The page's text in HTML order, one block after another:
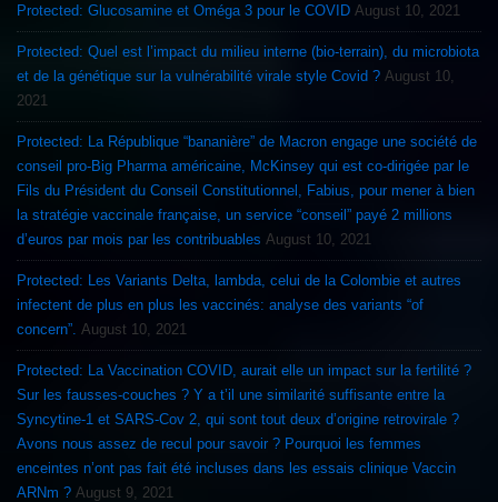
Protected: Glucosamine et Oméga 3 pour le COVID August 10, 2021
Protected: Quel est l’impact du milieu interne (bio-terrain), du microbiota
et de la génétique sur la vulnérabilité virale style Covid ? August 10,
2021
Protected: La République “bananière” de Macron engage une société de
conseil pro-Big Pharma américaine, McKinsey qui est co-dirigée par le
Fils du Président du Conseil Constitutionnel, Fabius, pour mener à bien
la stratégie vaccinale française, un service “conseil” payé 2 millions
d’euros par mois par les contribuables August 10, 2021
Protected: Les Variants Delta, lambda, celui de la Colombie et autres
infectent de plus en plus les vaccinés: analyse des variants “of
concern”. August 10, 2021
Protected: La Vaccination COVID, aurait elle un impact sur la fertilité ?
Sur les fausses-couches ? Y a t’il une similarité suffisante entre la
Syncytine-1 et SARS-Cov 2, qui sont tout deux d’origine retrovirale ?
Avons nous assez de recul pour savoir ? Pourquoi les femmes
enceintes n’ont pas fait été incluses dans les essais clinique Vaccin
ARNm ? August 9, 2021